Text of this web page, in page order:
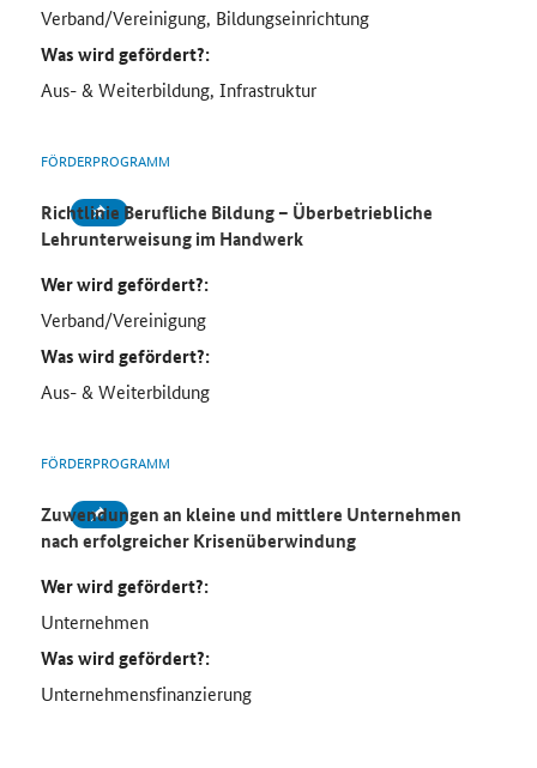
Verband/Vereinigung, Bildungseinrichtung
Was wird gefördert?:
Aus- & Weiterbildung, Infrastruktur
FÖRDERPROGRAMM
Richtlinie Berufliche Bildung – Überbetriebliche
Lehrunterweisung im Handwerk
Wer wird gefördert?:
Verband/Vereinigung
Was wird gefördert?:
Aus- & Weiterbildung
FÖRDERPROGRAMM
Zuwendungen an kleine und mittlere Unternehmen
nach erfolgreicher Krisenüberwindung
Wer wird gefördert?:
Unternehmen
Was wird gefördert?:
Unternehmensfinanzierung